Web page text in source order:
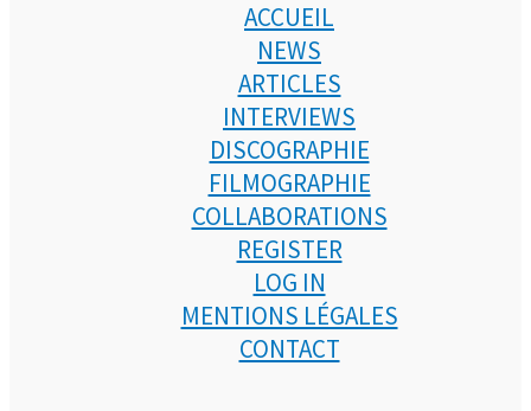
ACCUEIL
NEWS
ARTICLES
INTERVIEWS
DISCOGRAPHIE
FILMOGRAPHIE
COLLABORATIONS
REGISTER
LOG IN
MENTIONS LÉGALES
CONTACT